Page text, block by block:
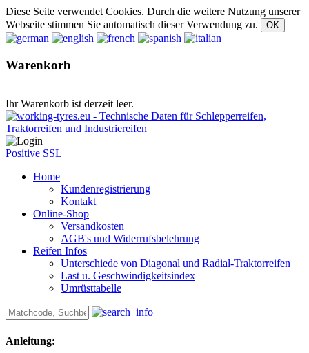
Diese Seite verwendet Cookies. Durch die weitere Nutzung unserer
Webseite stimmen Sie automatisch dieser Verwendung zu.
Warenkorb
Ihr Warenkorb ist derzeit leer.
Positive SSL
Home
Kundenregistrierung
Kontakt
Online-Shop
Versandkosten
AGB's und Widerrufsbelehrung
Reifen Infos
Unterschiede von Diagonal und Radial-Traktorreifen
Last u. Geschwindigkeitsindex
Umrüsttabelle
Anleitung: